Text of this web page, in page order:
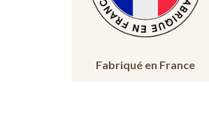
Fabriqué en France